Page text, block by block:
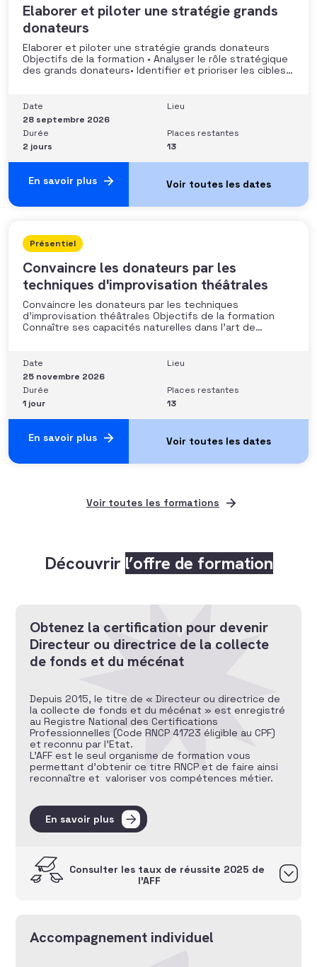
Elaborer et piloter une stratégie grands
donateurs
Elaborer et piloter une stratégie grands donateurs
Objectifs de la formation • Analyser le rôle stratégique
des grands donateurs• Identifier et prioriser les cibles à
parties prenantes• Construire un argumentaire
personnalisé et piloter le parcours
Date
28 septembre 2026
Lieu
Durée
2 jours
Places restantes
13
En savoir plus
Présentiel
Convaincre les donateurs par les
techniques d'improvisation théâtrales
Convaincre les donateurs par les techniques
d’improvisation théâtrales Objectifs de la formation
Connaître ses capacités naturelles dans l’art de
conviction et sur quoi elle se fonde (mots, attitude, …),
quelle est sa situation de
Date
25 novembre 2026
Lieu
Durée
1 jour
Places restantes
13
En savoir plus
Voir toutes les formations
Découvrir l’offre de formation
Obtenez la certification pour devenir
Directeur ou directrice de la collecte
de fonds et du mécénat
Depuis 2015, le titre de « Directeur ou directrice de
la collecte de fonds et du mécénat » est enregistré
au Registre National des Certifications
Professionnelles (Code RNCP 41723 éligible au CPF)
et reconnu par l’Etat.
L’AFF est le seul organisme de formation vous
permettant d’obtenir ce titre RNCP et de faire ainsi
reconnaître et valoriser vos compétences métier.
En savoir plus
Consulter les taux de réussite 2025 de
l’AFF
Accompagnement individuel